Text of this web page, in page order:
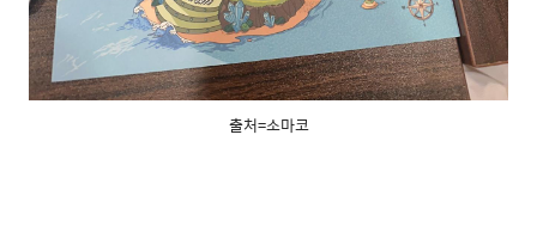
출처=소마코